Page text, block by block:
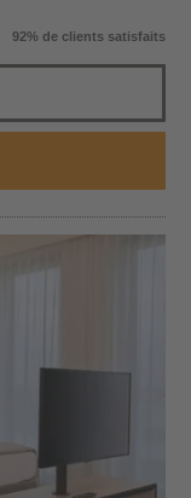
92% de clients satisfaits